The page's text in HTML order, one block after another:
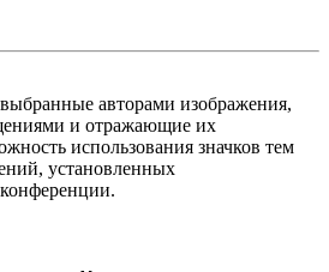
авторами изображения,
и отражающие их
использования значков тем
установленных